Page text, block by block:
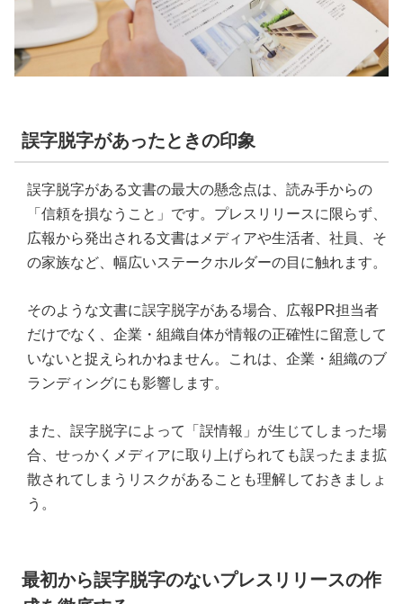
誤字脱字があったときの印象
誤字脱字がある文書の最大の懸念点は、読み手からの
「信頼を損なうこと」です。プレスリリースに限らず、
広報から発出される文書はメディアや生活者、社員、そ
の家族など、幅広いステークホルダーの目に触れます。
そのような文書に誤字脱字がある場合、広報PR担当者
だけでなく、企業・組織自体が情報の正確性に留意して
いないと捉えられかねません。これは、企業・組織のブ
ランディングにも影響します。
また、誤字脱字によって「誤情報」が生じてしまった場
合、せっかくメディアに取り上げられても誤ったまま拡
散されてしまうリスクがあることも理解しておきましょ
う。
最初から誤字脱字のないプレスリリースの作